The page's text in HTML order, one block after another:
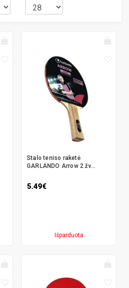
Stalo teniso raketė
GARLANDO Arrow 2 žv...
5.49€
Išparduota